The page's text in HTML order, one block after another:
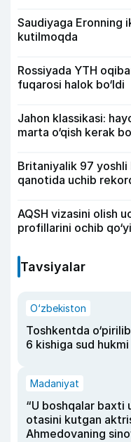
Saudiyaga Eronning
kutilmoqda
Rossiyada YTH
fuqarosi halok bo‘ldi
Jahon klassikasi:
marta o‘qish kerak
Britaniyalik 97 yoshli
qanotida uchib
AQSH vizasini olish
profillarini ochib
Tavsiyalar
O‘zbekiston
Toshkentda
6 kishiga sud hukmi
Madaniyat
“U boshqalar baxti
otasini kutgan
Ahmedovaning